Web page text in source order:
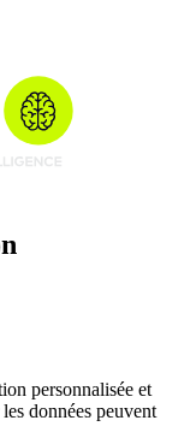
personnalisée et
données peuvent